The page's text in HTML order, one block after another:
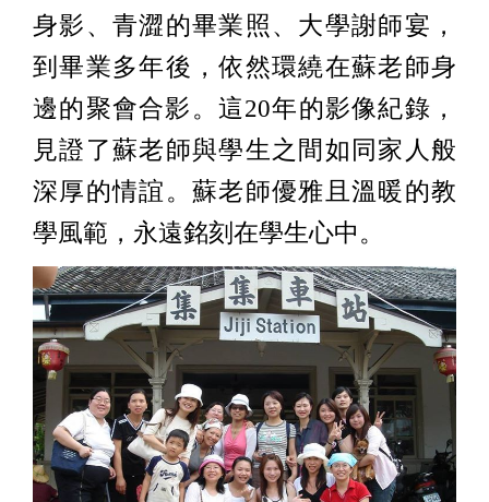
身影、青澀的畢業照、大學謝師宴，
到畢業多年後，依然環繞在蘇老師身
邊的聚會合影。這20年的影像紀錄，
見證了蘇老師與學生之間如同家人般
深厚的情誼。蘇老師優雅且溫暖的教
學風範，永遠銘刻在學生心中。